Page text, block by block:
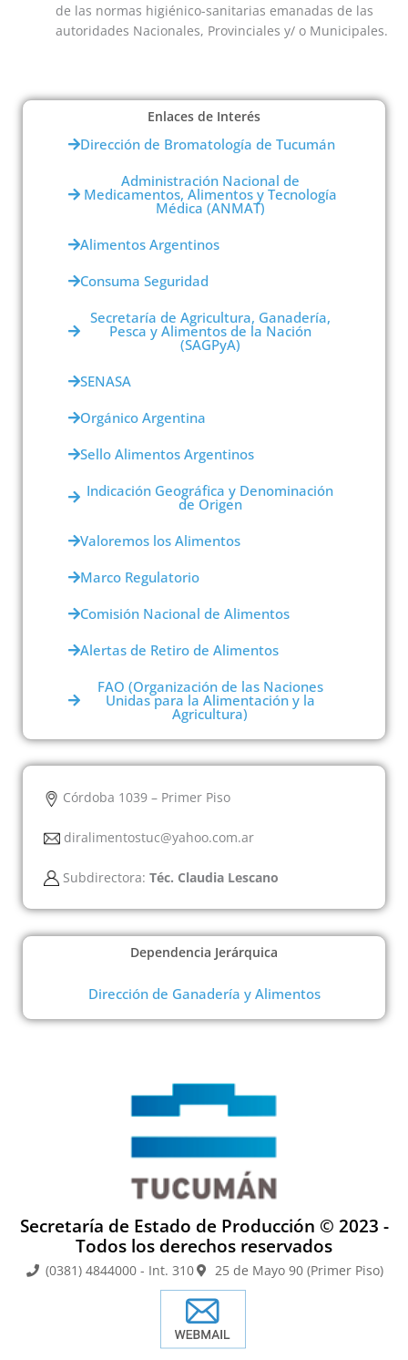
de las normas higiénico-sanitarias emanadas de las
autoridades Nacionales, Provinciales y/ o Municipales.
Enlaces de Interés
Dirección de Bromatología de Tucumán
Administración Nacional de
Medicamentos, Alimentos y Tecnología
Médica (ANMAT)
Alimentos Argentinos
Consuma Seguridad
Secretaría de Agricultura, Ganadería,
Pesca y Alimentos de la Nación
(SAGPyA)
SENASA
Orgánico Argentina
Sello Alimentos Argentinos
Indicación Geográfica y Denominación
de Origen
Valoremos los Alimentos
Marco Regulatorio
Comisión Nacional de Alimentos
Alertas de Retiro de Alimentos
FAO (Organización de las Naciones
Unidas para la Alimentación y la
Agricultura)
Córdoba 1039 – Primer Piso
diralimentostuc@yahoo.com.ar
Subdirectora:Téc. Claudia Lescano
Dependencia Jerárquica
Dirección de Ganadería y Alimentos
Secretaría de Estado de Producción © 2023 -
Todos los derechos reservados
(0381) 4844000 - Int. 310 25 de Mayo 90 (Primer Piso)